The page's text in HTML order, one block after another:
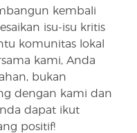
kembali
isu-isu kritis
komunitas lokal
kami, Anda
bukan
dengan kami dan
dapat ikut
positif!